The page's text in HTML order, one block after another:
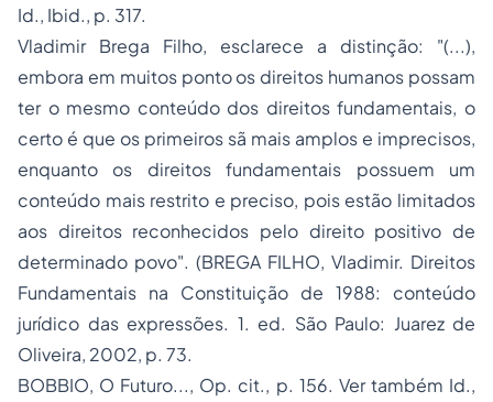
Id., Ibid., p. 317.
Vladimir Brega Filho, esclarece a distinção: "(...),
embora em muitos ponto os direitos humanos possam
ter o mesmo conteúdo dos direitos fundamentais, o
certo é que os primeiros sã mais amplos e imprecisos,
enquanto os direitos fundamentais possuem um
conteúdo mais restrito e preciso, pois estão limitados
aos direitos reconhecidos pelo direito positivo de
determinado povo". (BREGA FILHO, Vladimir. Direitos
Fundamentais na Constituição de 1988: conteúdo
jurídico das expressões. 1. ed. São Paulo: Juarez de
Oliveira, 2002, p. 73.
BOBBIO, O Futuro..., Op. cit., p. 156. Ver também Id.,